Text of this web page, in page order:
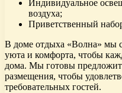
Индивидуальное
воздуха;
Приветственный
В доме отдыха «Волна» мы
уюта и комфорта, чтобы
дома. Мы готовы
размещения, чтобы
требовательных гостей.